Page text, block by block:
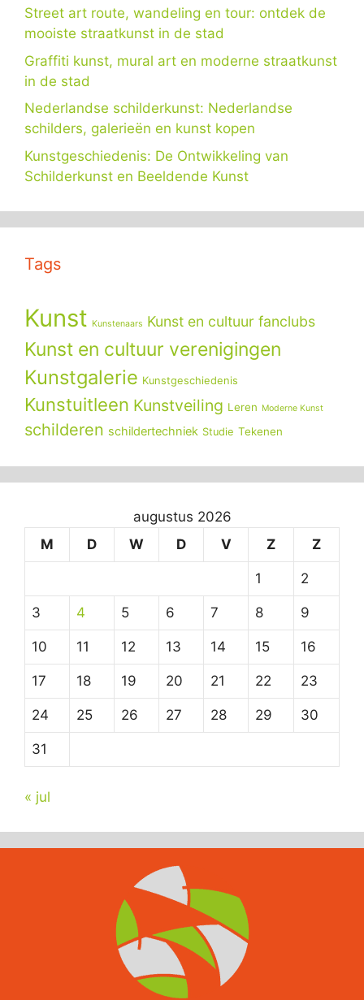
Street art route, wandeling en tour: ontdek de
mooiste straatkunst in de stad
Graffiti kunst, mural art en moderne straatkunst
in de stad
Nederlandse schilderkunst: Nederlandse
schilders, galerieën en kunst kopen
Kunstgeschiedenis: De Ontwikkeling van
Schilderkunst en Beeldende Kunst
Tags
Kunst Kunstenaars Kunst en cultuur fanclubs
Kunst en cultuur verenigingen
Kunstgalerie Kunstgeschiedenis
Kunstuitleen Kunstveiling Leren Moderne Kunst
schilderen schildertechniek Studie Tekenen
augustus 2026
M
D W D V Z Z
1 2
3 4 5 6 7 8 9
10 11 12 13 14 15 16
17 18 19 20 21 22 23
24 25 26 27 28 29 30
31
« jul